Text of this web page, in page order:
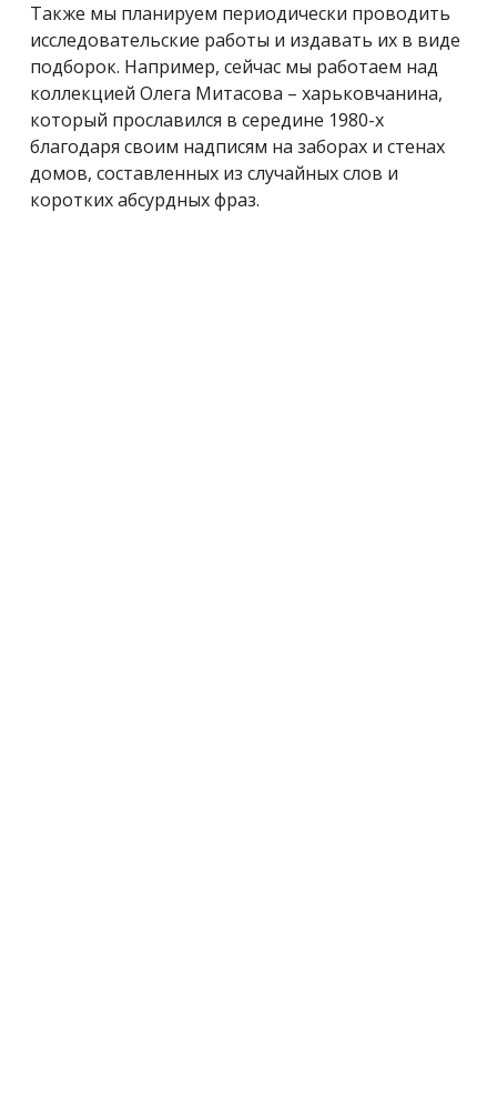
Также мы планируем периодически проводить
исследовательские работы и издавать их в виде
подборок. Например, сейчас мы работаем над
коллекцией Олега Митасова – харьковчанина,
который прославился в середине 1980-х
благодаря своим надписям на заборах и стенах
домов, составленных из случайных слов и
коротких абсурдных фраз.